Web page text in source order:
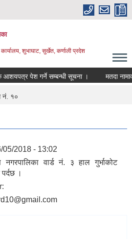
कार्यालय, शुभाघाट, सुर्खेत, कर्णाली प्रदेश
पेश गर्ने सम्बन्धी सूचना । मतदा
नं. १०
05/2018 - 13:02
नगरपालिका वार्ड नं. ३ हाल गुर्भाकोट
।